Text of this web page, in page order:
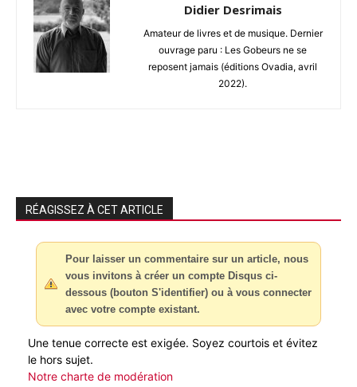
Didier Desrimais
Amateur de livres et de musique. Dernier
ouvrage paru : Les Gobeurs ne se
reposent jamais (éditions Ovadia, avril
2022).
RÉAGISSEZ À CET ARTICLE
Pour laisser un commentaire sur un article, nous
vous invitons à créer un compte Disqus ci-
dessous (bouton S'identifier) ou à vous connecter
avec votre compte existant.
Une tenue correcte est exigée. Soyez courtois et évitez
le hors sujet.
Notre charte de modération